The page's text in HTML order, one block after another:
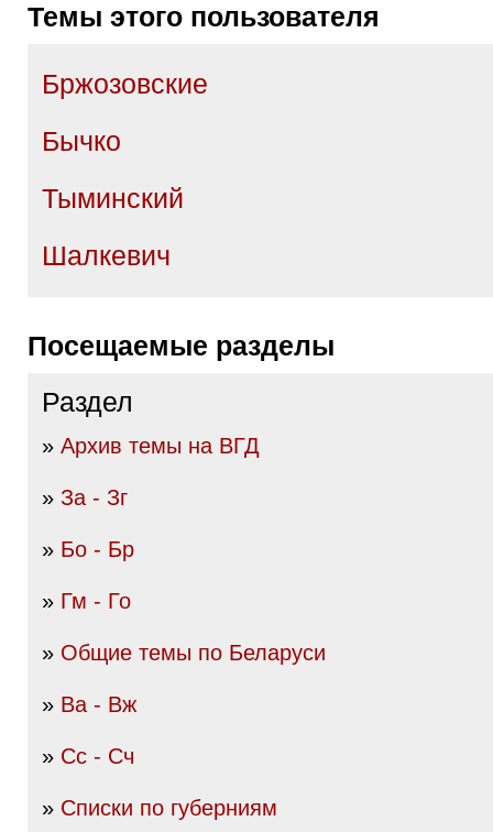
Темы этого пользователя
Бржозовские
Бычко
Тыминский
Шалкевич
Посещаемые разделы
Раздел
» Архив темы на ВГД
» За - Зг
» Бо - Бр
» Гм - Го
» Общие темы по Беларуси
» Ва - Вж
» Сс - Сч
» Списки по губерниям